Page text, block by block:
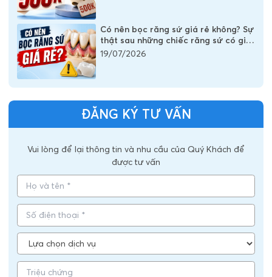
Có nên bọc răng sứ giá rẻ không? Sự
thật sau những chiếc răng sứ có giá
vài trăm nghìn
19/07/2026
ĐĂNG KÝ TƯ VẤN
Vui lòng để lại thông tin và nhu cầu của Quý Khách để
được tư vấn